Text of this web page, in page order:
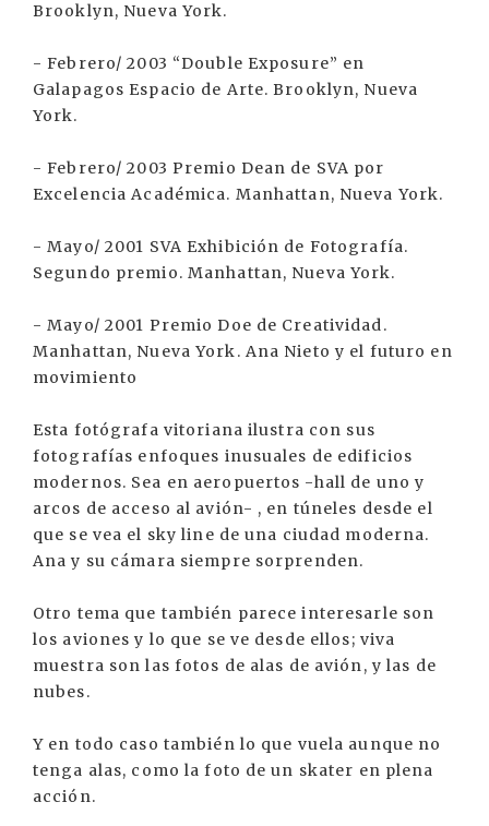
Brooklyn, Nueva York.
- Febrero/ 2003 “Double Exposure” en
Galapagos Espacio de Arte. Brooklyn, Nueva
York.
- Febrero/ 2003 Premio Dean de SVA por
Excelencia Académica. Manhattan, Nueva York.
- Mayo/ 2001 SVA Exhibición de Fotografía.
Segundo premio. Manhattan, Nueva York.
- Mayo/ 2001 Premio Doe de Creatividad.
Manhattan, Nueva York. Ana Nieto y el futuro en
movimiento
Esta fotógrafa vitoriana ilustra con sus
fotografías enfoques inusuales de edificios
modernos. Sea en aeropuertos -hall de uno y
arcos de acceso al avión- , en túneles desde el
que se vea el sky line de una ciudad moderna.
Ana y su cámara siempre sorprenden.
Otro tema que también parece interesarle son
los aviones y lo que se ve desde ellos; viva
muestra son las fotos de alas de avión, y las de
nubes.
Y en todo caso también lo que vuela aunque no
tenga alas, como la foto de un skater en plena
acción.